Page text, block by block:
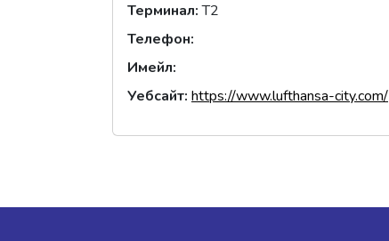
Терминал: T2
Телефон:
Имейл:
Уебсайт: https://www.lufthansa-city.com/